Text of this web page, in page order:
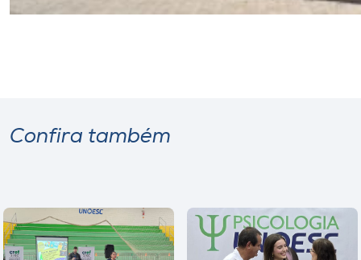
Confira também